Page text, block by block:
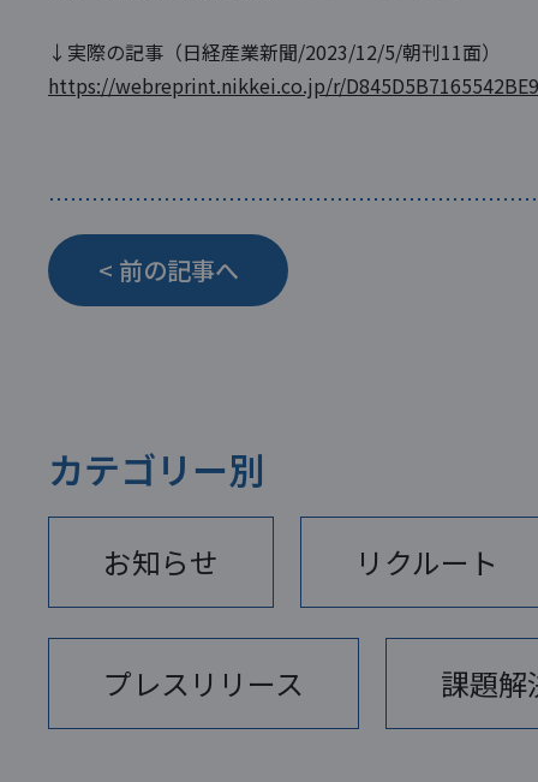
↓実際の記事（日経産業新聞/2023/12/5/朝刊11面）
https://webreprint.nikkei.co.jp/r/
< 前の記事へ
カテゴリー別
お知らせ リクルート
プレスリリース 課題解